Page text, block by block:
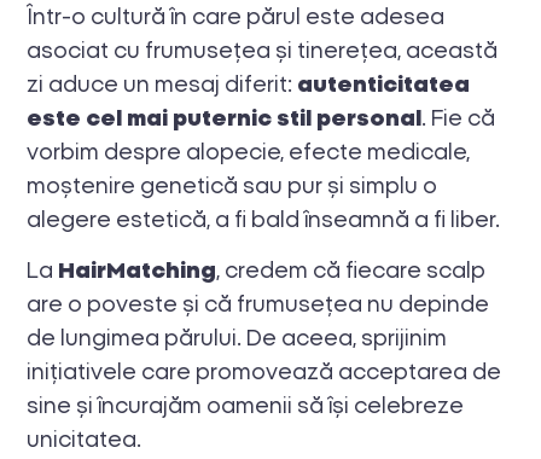
Într-o cultură în care părul este adesea
asociat cu frumusețea și tinerețea, această
zi aduce un mesaj diferit: autenticitatea
este cel mai puternic stil personal . Fie că
vorbim despre alopecie, efecte medicale,
moștenire genetică sau pur și simplu o
alegere estetică, a fi bald înseamnă a fi liber.
La HairMatching, credem că fiecare scalp
are o poveste și că frumusețea nu depinde
de lungimea părului. De aceea, sprijinim
inițiativele care promovează acceptarea de
sine și încurajăm oamenii să își celebreze
unicitatea.